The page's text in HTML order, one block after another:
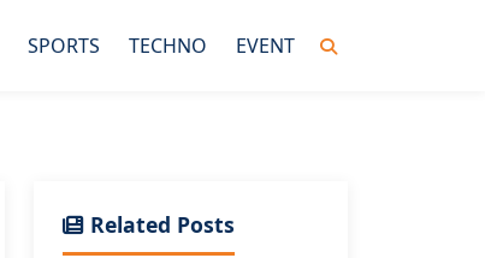
SPORTS TECHNO EVENT
Related Posts